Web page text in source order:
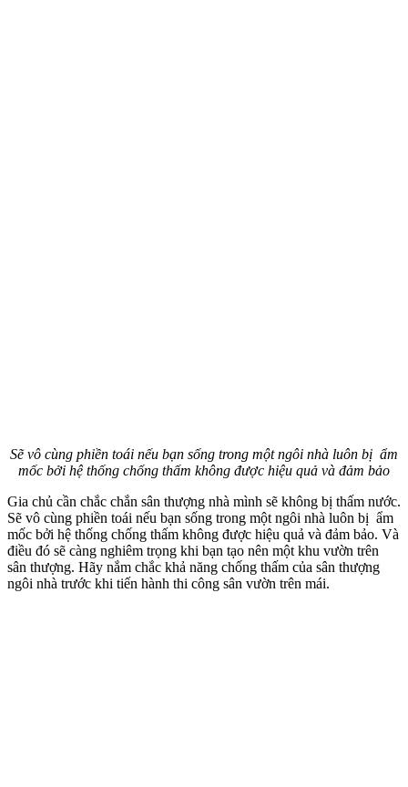
Sẽ vô cùng phiền toái nếu bạn sống trong một ngôi nhà luôn bị ẩm
mốc bởi hệ thống chống thấm không được hiệu quả và đảm bảo
Gia chủ cần chắc chắn sân thượng nhà mình sẽ không bị thấm nước.
Sẽ vô cùng phiền toái nếu bạn sống trong một ngôi nhà luôn bị ẩm
mốc bởi hệ thống chống thấm không được hiệu quả và đảm bảo. Và
điều đó sẽ càng nghiêm trọng khi bạn tạo nên một khu vườn trên
sân thượng. Hãy nắm chắc khả năng chống thấm của sân thượng
ngôi nhà trước khi tiến hành thi công sân vườn trên mái.